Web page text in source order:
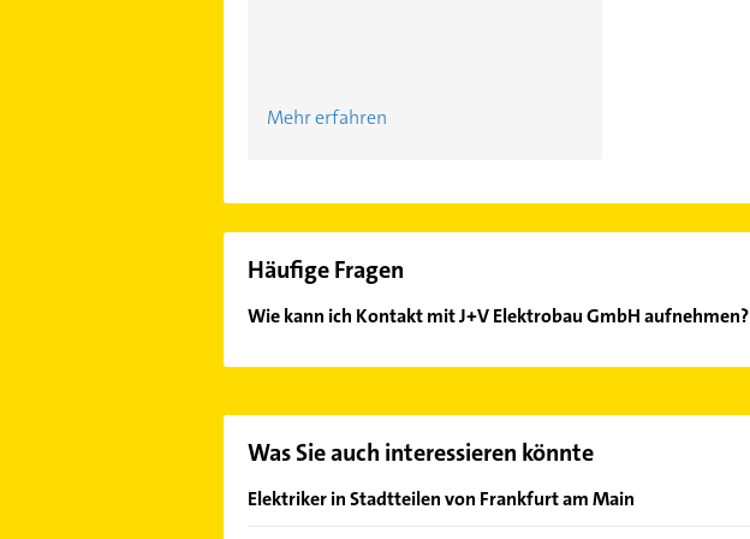
Mehr erfahren
Häufige Fragen
Wie kann ich Kontakt mit J+V Elektrobau GmbH aufnehmen?
Was Sie auch interessieren könnte
Elektriker in Stadtteilen von Frankfurt am Main